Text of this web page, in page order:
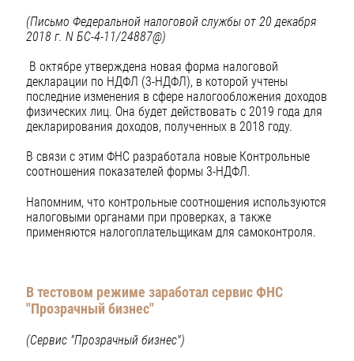
(Письмо Федеральной налоговой службы от 20 декабря
2018 г. N БС-4-11/24887@)
В октябре утверждена новая форма налоговой
декларации по НДФЛ (3-НДФЛ), в которой учтены
последние изменения в сфере налогообложения доходов
физических лиц. Она будет действовать с 2019 года для
декларирования доходов, полученных в 2018 году.
В связи с этим ФНС разработала новые Контрольные
соотношения показателей формы 3-НДФЛ.
Напомним, что контрольные соотношения используются
налоговыми органами при проверках, а также
применяются налогоплательщикам для самоконтроля.
В тестовом режиме заработал сервис ФНС
"Прозрачный бизнес"
(Сервис "Прозрачный бизнес")